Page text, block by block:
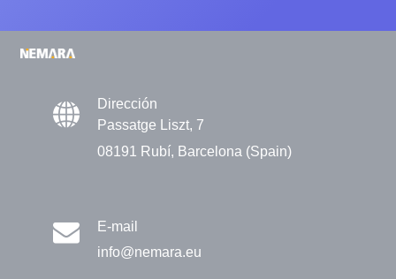
Dirección
Passatge Liszt, 7
08191 Rubí, Barcelona (Spain)
E-mail
info@nemara.eu